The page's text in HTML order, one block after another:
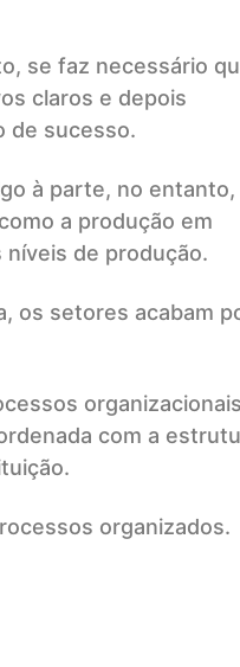
se faz necessário
claros e depois
de sucesso.
à parte, no entanto,
a produção em
de produção.
os setores acabam
com a
organizados.